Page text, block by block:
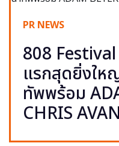
PR NEWS
808
แรกสุดยิ่งให
ทัพพร้อม
CHRIS